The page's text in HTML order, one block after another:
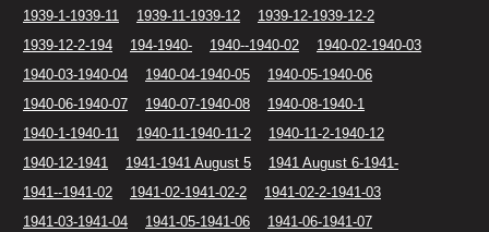
1939-1-1939-11
1939-11-1939-12
1939-12-1939-12-2
1939-12-2-194
194-1940- 1940--1940-02
1940-02-1940-03
1940-03-1940-04
1940-04-1940-05
1940-05-1940-06
1940-06-1940-07
1940-07-1940-08
1940-08-1940-1
1940-1-1940-11
1940-11-1940-11-2
1940-11-2-1940-12
1940-12-1941
1941-1941 August 5
1941 August 6-1941-
1941--1941-02
1941-02-1941-02-2
1941-02-2-1941-03
1941-03-1941-04
1941-05-1941-06
1941-06-1941-07